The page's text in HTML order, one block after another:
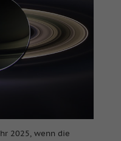
2025, wenn die